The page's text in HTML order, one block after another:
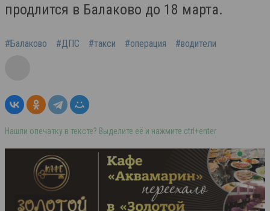
продлится в Балаково до 18 марта.
#Балаково #ДПС #такси #операция #водители
Нашли опечатку в тексте? Выделите её и нажмите ctrl+enter